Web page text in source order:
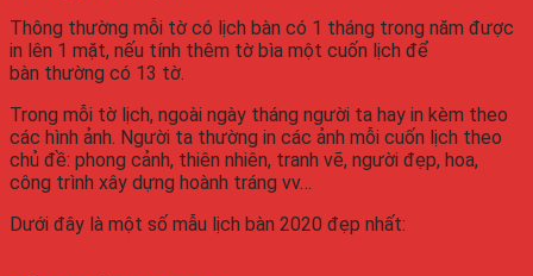
Thông thường mỗi tờ có lịch bàn có 1 tháng trong năm được
in lên 1 mặt, nếu tính thêm tờ bìa một cuốn lịch để
bàn thường có 13 tờ.
Trong mỗi tờ lịch, ngoài ngày tháng người ta hay in kèm theo
các hình ảnh. Người ta thường in các ảnh mỗi cuốn lịch theo
chủ đề: phong cảnh, thiên nhiên, tranh vẽ, người đẹp, hoa,
công trình xây dựng hoành tráng vv…
Dưới đây là một số mẫu lịch bàn 2020 đẹp nhất: